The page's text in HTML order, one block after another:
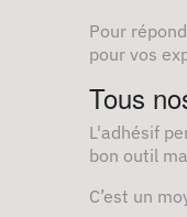
Pour
pour vos
Tous
L'adhésif
bon outil
C’est un